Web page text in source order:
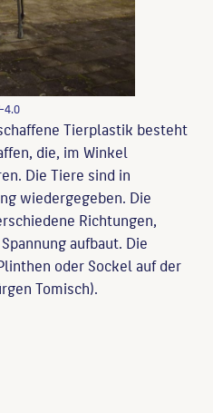
4.0
Tierplastik besteht
die, im Winkel
Die Tiere sind in
wiedergegeben. Die
Richtungen,
aufbaut. Die
oder Sockel auf der
Tomisch).